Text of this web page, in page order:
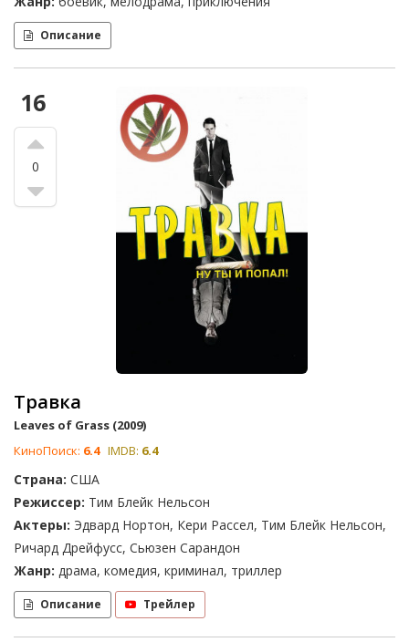
Описание
16
0
Травка
Leaves of Grass (2009)
КиноПоиск: 6.4 IMDB: 6.4
Страна: США
Режиссер: Тим Блейк Нельсон
Актеры: Эдвард Нортон, Кери Рассел, Тим Блейк Нельсон,
Ричард Дрейфусс, Сьюзен Сарандон
Жанр: драма, комедия, криминал, триллер
Описание Трейлер